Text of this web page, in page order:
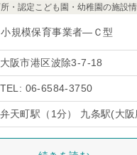
・認定こども園・幼稚園の施設
規模保育事業者―Ｃ型
大阪市港区波除3-7-18
TEL: 06-6584-3750
弁天町駅（1分） 九条駅(大阪